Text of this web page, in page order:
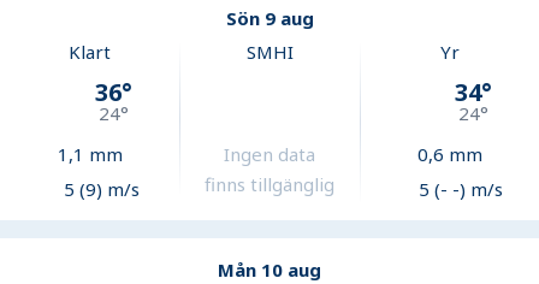
Sön 9 aug
Klart
36°
24°
1,1 mm
5 (9) m/s
SMHI
Ingen data
finns tillgänglig
Yr
34°
24°
0,6 mm
5 (- -) m/s
Mån 10 aug